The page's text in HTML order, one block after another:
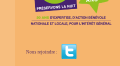
Nous rejoindre :